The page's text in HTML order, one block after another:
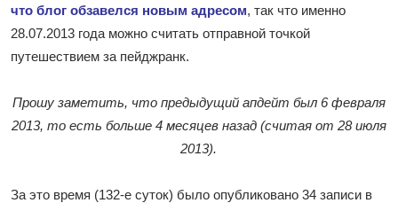
что блог обзавелся новым адресом, так что именно
28.07.2013 года можно считать отправной точкой
путешествием за пейджранк.
Прошу заметить, что предыдущий апдейт был 6 февраля
2013, то есть больше 4 месяцев назад (считая от 28 июля
2013).
За это время (132-е суток) было опубликовано 34 записи в